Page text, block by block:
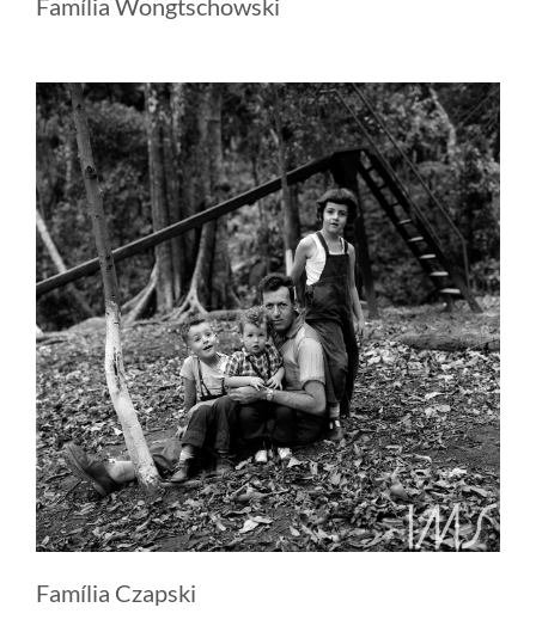
Família Wongtschowski
Família Czapski